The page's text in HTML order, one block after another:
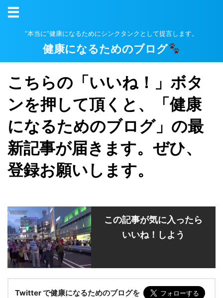
”本当に”健康になるためにシンクタンクとして提言します。
健康になるためのブログ
こちらの「いいね！」ボタ
ンを押して頂くと、「健康
になるためのブログ」の最
新記事が届きます。ぜひ、
登録お願いします。
この記事が気に入ったら
いいね！しよう
Twitter で健康になるためのブログを